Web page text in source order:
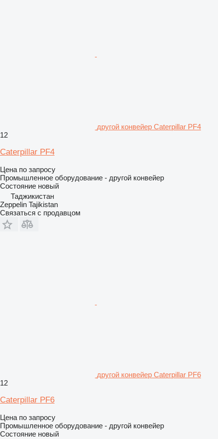
другой конвейер Caterpillar PF4
12
Caterpillar PF4
Цена по запросу
Промышленное оборудование - другой конвейер
Состояние новый
Таджикистан
Zeppelin Tajikistan
Связаться с продавцом
другой конвейер Caterpillar PF6
12
Caterpillar PF6
Цена по запросу
Промышленное оборудование - другой конвейер
Состояние новый